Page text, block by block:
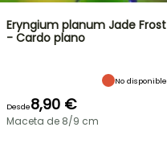
Eryngium planum Jade Frost
- Cardo plano
No disponible
Desde8,90 €
Maceta de 8/9 cm